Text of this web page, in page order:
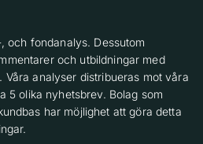
och fondanalys. Dessutom
och utbildningar med
analyser distribueras mot våra
5 olika nyhetsbrev. Bolag som
har möjlighet att göra detta